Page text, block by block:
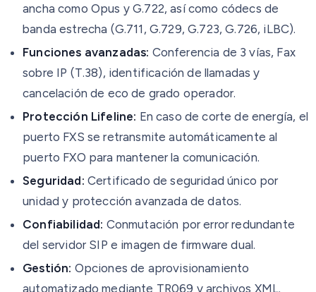
ancha como Opus y G.722, así como códecs de
banda estrecha (G.711, G.729, G.723, G.726, iLBC).
Funciones avanzadas: Conferencia de 3 vías, Fax
sobre IP (T.38), identificación de llamadas y
cancelación de eco de grado operador.
Protección Lifeline: En caso de corte de energía, el
puerto FXS se retransmite automáticamente al
puerto FXO para mantener la comunicación.
Seguridad: Certificado de seguridad único por
unidad y protección avanzada de datos.
Confiabilidad: Conmutación por error redundante
del servidor SIP e imagen de firmware dual.
Gestión: Opciones de aprovisionamiento
automatizado mediante TR069 y archivos XML.